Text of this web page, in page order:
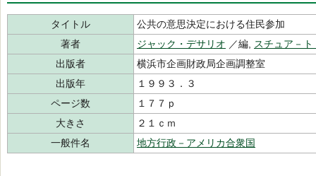
タイトル
公共の意思決定における住民参加
著者
ジャック・デサリオ ／編,
スチュア－
出版者
横浜市企画財政局企画調整室
出版年
１９９３．３
ページ数
１７７ｐ
大きさ
２１ｃｍ
一般件名
地方行政－アメリカ合衆国